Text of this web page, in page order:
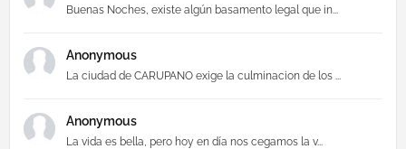
Buenas Noches, existe algún basamento legal que in...
Anonymous
La ciudad de CARUPANO exige la culminacion de los ...
Anonymous
La vida es bella, pero hoy en día nos cegamos la v...